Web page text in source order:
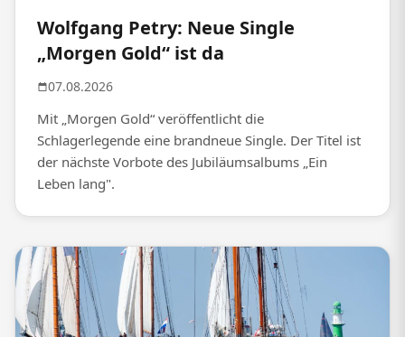
Wolfgang Petry: Neue Single
„Morgen Gold“ ist da
07.08.2026
Mit „Morgen Gold“ veröffentlicht die
Schlagerlegende eine brandneue Single. Der Titel ist
der nächste Vorbote des Jubiläumsalbums „Ein
Leben lang".